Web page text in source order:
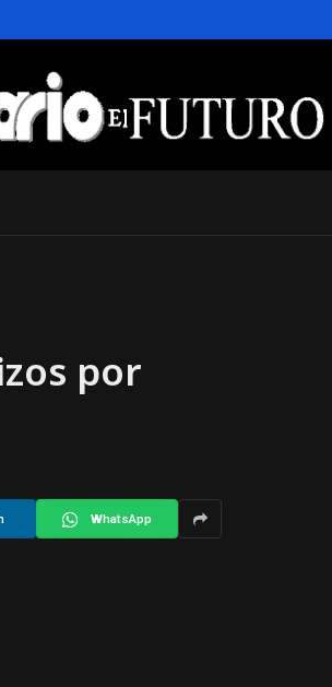
por
WhatsApp